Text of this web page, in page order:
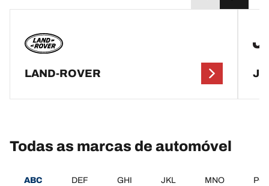
LAND-ROVER
Todas as marcas de automóvel
ABC DEF GHI JKL MNO